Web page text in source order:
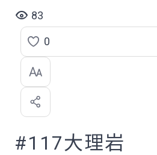
83
點
選
喜
歡
0
#117大理岩